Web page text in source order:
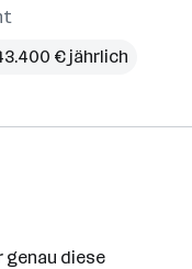
€ jährlich
genau diese